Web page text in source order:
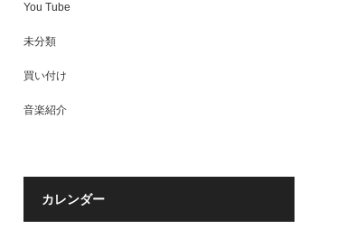
You Tube
未分類
買い付け
音楽紹介
カレンダー